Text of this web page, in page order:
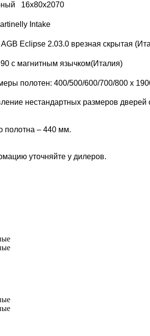
16х80х2070
Intake
Eclipse 2.03.0 врезная скрытая
с магнитным язычком(Италия)
полотен: 400/500/600/700/800 x
нестандартных размеров
полотна – 440 мм.
уточняйте у дилеров.